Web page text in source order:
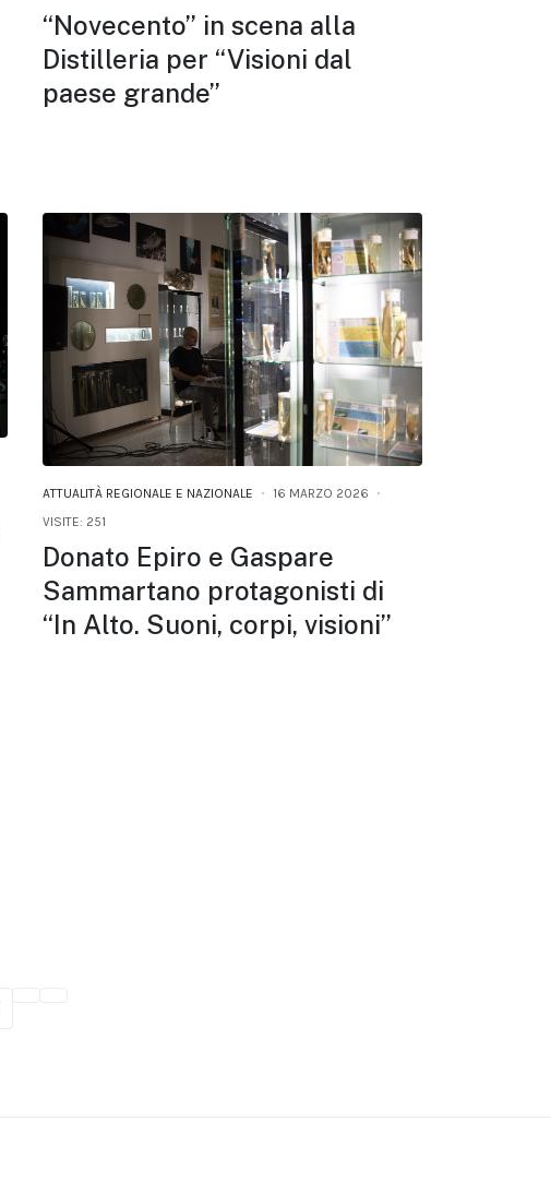
“Novecento” in scena alla
Distilleria per “Visioni dal
paese grande”
ATTUALITÀ REGIONALE E NAZIONALE
16 MARZO 2026
VISITE: 251
Donato Epiro e Gaspare
Sammartano protagonisti di
“In Alto. Suoni, corpi, visioni”